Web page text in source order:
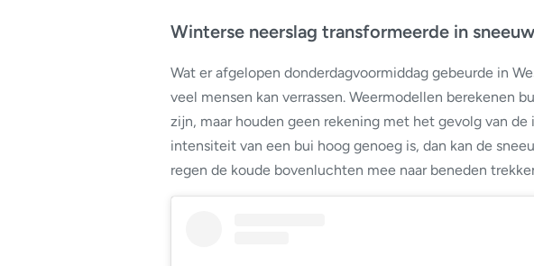
Winterse neerslag transformeerde in sneeuw
Wat er afgelopen donderdagvoormiddag gebeurde in
veel mensen kan verrassen. Weermodellen berekenen
zijn, maar houden geen rekening met het gevolg van
intensiteit van een bui hoog genoeg is, dan kan de
regen de koude bovenluchten mee naar beneden